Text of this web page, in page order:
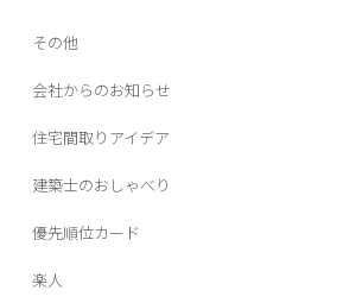
ン
その他
会社からのお知らせ
住宅間取りアイデア
建築士のおしゃべり
優先順位カード
楽人